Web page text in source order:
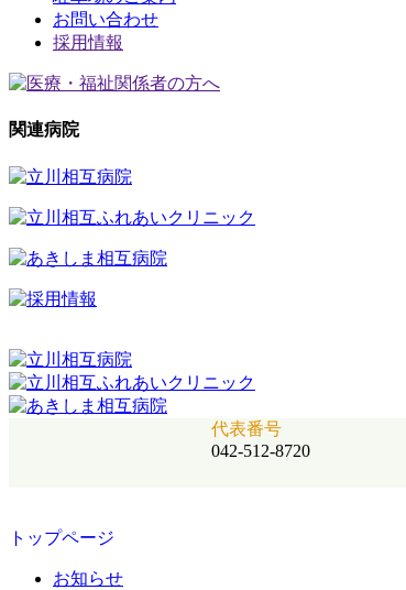
お問い合わせ
採用情報
関連病院
代表番号
042-512-8720
トップページ
お知らせ